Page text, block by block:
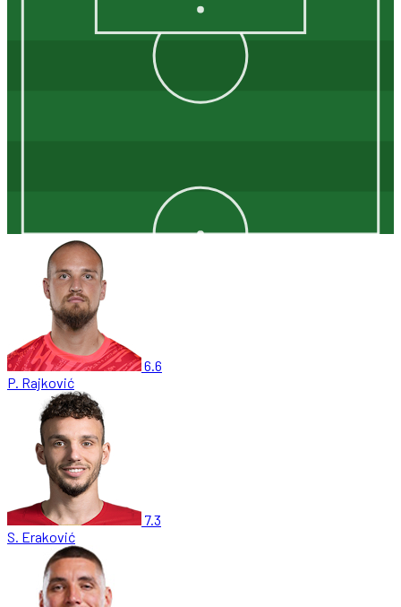
6.6
P. Rajković
7.3
S. Eraković